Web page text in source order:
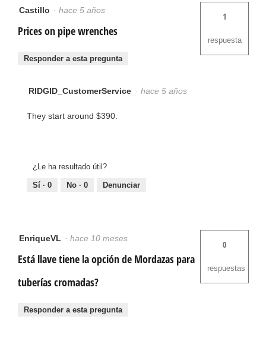
Castillo · hace 5 años
Prices on pipe wrenches
1
respuesta
Responder a esta pregunta
RIDGID_CustomerService · hace 5 años
They start around $390.
¿Le ha resultado útil?
Sí · 0 No · 0 Denunciar
EnriqueVL · hace 10 meses
Está llave tiene la opción de Mordazas para
tuberías cromadas?
0
respuestas
Responder a esta pregunta